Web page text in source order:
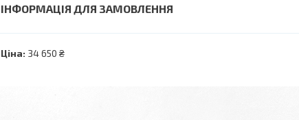
ІНФОРМАЦІЯ ДЛЯ ЗАМОВЛЕННЯ
Ціна: 34 650 ₴